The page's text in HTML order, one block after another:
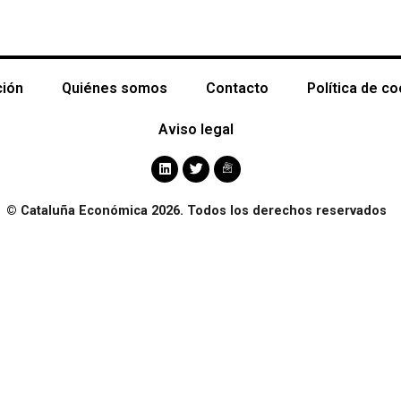
Quiénes somos Contacto Política de
Aviso legal
© Cataluña Económica 2026. Todos los derechos reservados